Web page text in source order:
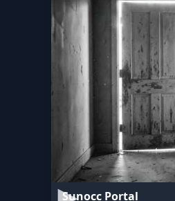
Sunocc Portal